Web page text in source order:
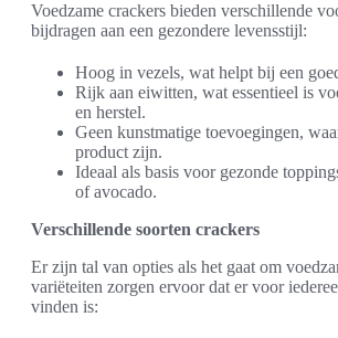
Voedzame crackers bieden verschillende
bijdragen aan een gezondere levensstijl:
Hoog in vezels, wat helpt bij een
Rijk aan eiwitten, wat essentieel is
en herstel.
Geen kunstmatige toevoegingen,
product zijn.
Ideaal als basis voor gezonde
of avocado.
Verschillende soorten crackers
Er zijn tal van opties als het gaat om
variëteiten zorgen ervoor dat er voor
vinden is: